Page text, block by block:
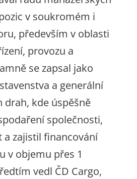
v soukromém i
především v oblasti
provozu a
se zapsal jako
a generální
drah, kde úspěšně
společnosti,
a zajistil financování
v objemu přes 1
vedl ČD Cargo,